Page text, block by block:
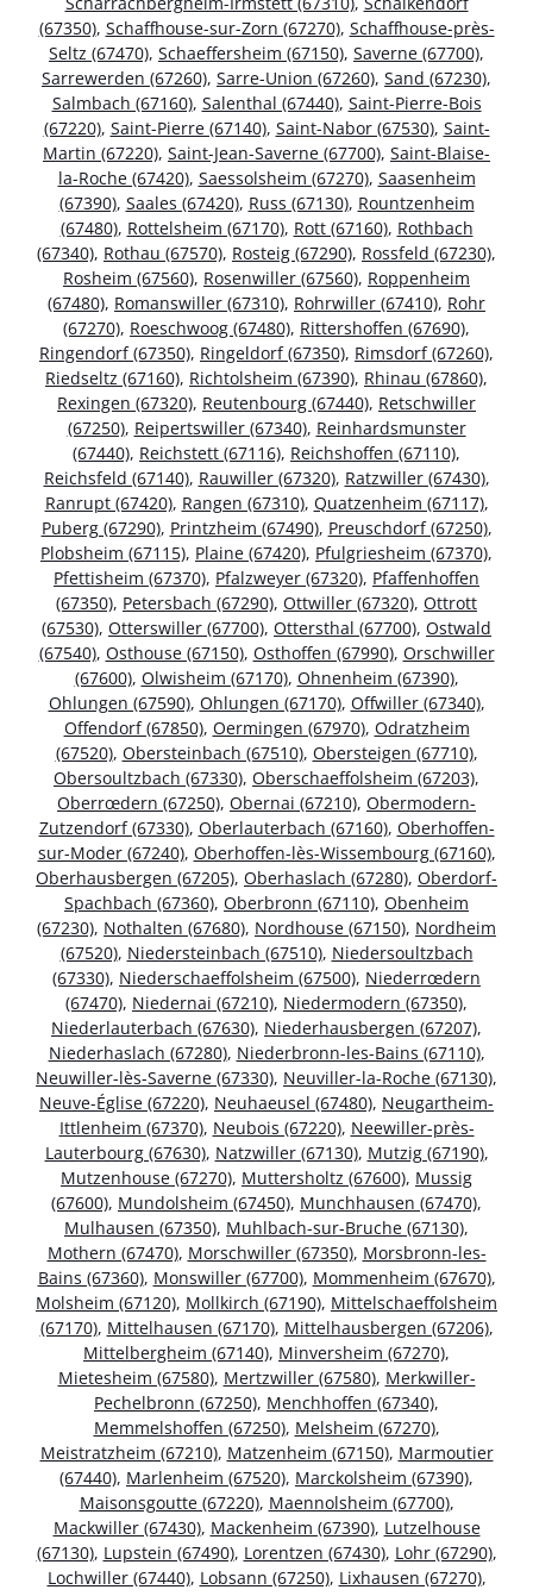
(67350), Schaffhouse-sur-Zorn (67270), Schaffhouse-près-
Seltz (67470), Schaeffersheim (67150), Saverne (67700),
Sarrewerden (67260), Sarre-Union (67260), Sand (67230),
Salmbach (67160), Salenthal (67440), Saint-Pierre-Bois
(67220), Saint-Pierre (67140), Saint-Nabor (67530), Saint-
Martin (67220), Saint-Jean-Saverne (67700), Saint-Blaise-
la-Roche (67420), Saessolsheim (67270), Saasenheim
(67390), Saales (67420), Russ (67130), Rountzenheim
(67480), Rottelsheim (67170), Rott (67160), Rothbach
(67340), Rothau (67570), Rosteig (67290), Rossfeld (67230),
Rosheim (67560), Rosenwiller (67560), Roppenheim
(67480), Romanswiller (67310), Rohrwiller (67410), Rohr
(67270), Roeschwoog (67480), Rittershoffen (67690),
Ringendorf (67350), Ringeldorf (67350), Rimsdorf (67260),
Riedseltz (67160), Richtolsheim (67390), Rhinau (67860),
Rexingen (67320), Reutenbourg (67440), Retschwiller
(67250), Reipertswiller (67340), Reinhardsmunster
(67440), Reichstett (67116), Reichshoffen (67110),
Reichsfeld (67140), Rauwiller (67320), Ratzwiller (67430),
Ranrupt (67420), Rangen (67310), Quatzenheim (67117),
Puberg (67290), Printzheim (67490), Preuschdorf (67250),
Plobsheim (67115), Plaine (67420), Pfulgriesheim (67370),
Pfettisheim (67370), Pfalzweyer (67320), Pfaffenhoffen
(67350), Petersbach (67290), Ottwiller (67320), Ottrott
(67530), Otterswiller (67700), Ottersthal (67700), Ostwald
(67540), Osthouse (67150), Osthoffen (67990), Orschwiller
(67600), Olwisheim (67170), Ohnenheim (67390),
Ohlungen (67590), Ohlungen (67170), Offwiller (67340),
Offendorf (67850), Oermingen (67970), Odratzheim
(67520), Obersteinbach (67510), Obersteigen (67710),
Obersoultzbach (67330), Oberschaeffolsheim (67203),
Oberrœdern (67250), Obernai (67210), Obermodern-
Zutzendorf (67330), Oberlauterbach (67160), Oberhoffen-
sur-Moder (67240), Oberhoffen-lès-Wissembourg (67160),
Oberhausbergen (67205), Oberhaslach (67280), Oberdorf-
Spachbach (67360), Oberbronn (67110), Obenheim
(67230), Nothalten (67680), Nordhouse (67150), Nordheim
(67520), Niedersteinbach (67510), Niedersoultzbach
(67330), Niederschaeffolsheim (67500), Niederrœdern
(67470), Niedernai (67210), Niedermodern (67350),
Niederlauterbach (67630), Niederhausbergen (67207),
Niederhaslach (67280), Niederbronn-les-Bains (67110),
Neuwiller-lès-Saverne (67330), Neuviller-la-Roche (67130),
Neuve-Église (67220), Neuhaeusel (67480), Neugartheim-
Ittlenheim (67370), Neubois (67220), Neewiller-près-
Lauterbourg (67630), Natzwiller (67130), Mutzig (67190),
Mutzenhouse (67270), Muttersholtz (67600), Mussig
(67600), Mundolsheim (67450), Munchhausen (67470),
Mulhausen (67350), Muhlbach-sur-Bruche (67130),
Mothern (67470), Morschwiller (67350), Morsbronn-les-
Bains (67360), Monswiller (67700), Mommenheim (67670),
Molsheim (67120), Mollkirch (67190), Mittelschaeffolsheim
(67170), Mittelhausen (67170), Mittelhausbergen (67206),
Mittelbergheim (67140), Minversheim (67270),
Mietesheim (67580), Mertzwiller (67580), Merkwiller-
Pechelbronn (67250), Menchhoffen (67340),
Memmelshoffen (67250), Melsheim (67270),
Meistratzheim (67210), Matzenheim (67150), Marmoutier
(67440), Marlenheim (67520), Marckolsheim (67390),
Maisonsgoutte (67220), Maennolsheim (67700),
Mackwiller (67430), Mackenheim (67390), Lutzelhouse
(67130), Lupstein (67490), Lorentzen (67430), Lohr (67290),
Lochwiller (67440), Lobsann (67250), Lixhausen (67270),